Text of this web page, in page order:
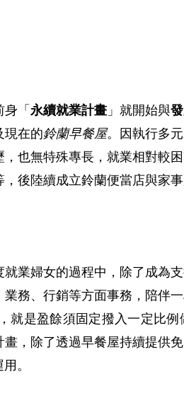
身「 永續就業計畫 」就開始與
現在的鈴蘭早餐屋。因執行多
也無特殊專長，就業相對較
後陸續成立鈴蘭便當店與家
業婦女的過程中，除了成為
務、行銷等方面事務，陪伴
就是盈餘須固定撥入一定比
，除了透過早餐屋持續提供
。